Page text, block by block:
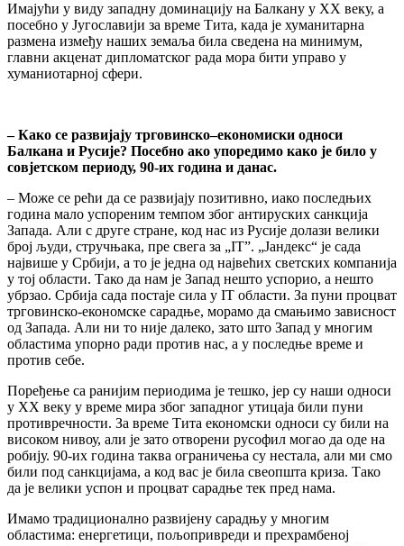
Имајући у виду западну доминацију на Балкану у ХХ веку, а
посебно у Југославији за време Тита, када је хуманитарна
размена између наших земаља била сведена на минимум,
главни акценат дипломатског рада мора бити управо у
хуманиотарној сфери.
– Како се развијају трговинско–економиски односи
Балкана и Русије? Посебно ако упоредимо како је било у
совјетском периоду, 90-их година и данас.
– Може се рећи да се развијају позитивно, иако последњих
година мало успореним темпом због антируских санкција
Запада. Али с друге стране, код нас из Русије долази велики
број људи, стручњака, пре свега за „IT”. „Јандекс“ је сада
највише у Србији, а то је једна од највећих светских компанија
у тој области. Тако да нам је Запад нешто успорио, а нешто
убрзао. Србија сада постаје сила у IT области. За пуни процват
трговинско-економске сарадње, морамо да смањимо зависност
од Запада. Али ни то није далеко, зато што Запад у многим
областима упорно ради против нас, а у последње време и
против себе.
Поређење са ранијим периодима је тешко, јер су наши односи
у ХХ веку у време мира због западног утицаја били пуни
противречности. За време Тита економски односи су били на
високом нивоу, али је зато отворени русофил могао да оде на
робију. 90-их година таква ограничења су нестала, али ми смо
били под санкцијама, а код вас је била свеопшта криза. Тако
да је велики успон и процват сарадње тек пред нама.
Имамо традиционално развијену сарадњу у многим
областима: енергетици, пољопривреди и прехрамбеној